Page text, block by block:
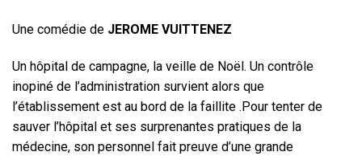
Une comédie de JEROME VUITTENEZ
Un hôpital de campagne, la veille de Noël. Un contrôle
inopiné de l’administration survient alors que
l’établissement est au bord de la faillite .Pour tenter de
sauver l’hôpital et ses surprenantes pratiques de la
médecine, son personnel fait preuve d’une grande